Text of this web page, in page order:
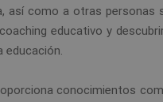
así como a otras personas
educativo y
educación.
conocimientos